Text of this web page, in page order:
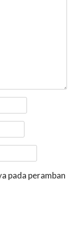
pada peramban